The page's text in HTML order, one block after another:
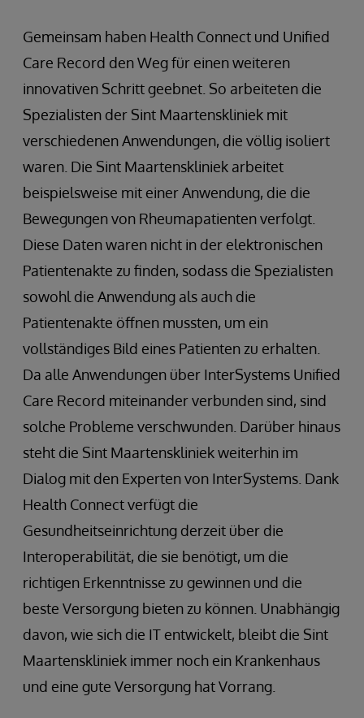
Gemeinsam haben Health Connect und Unified
Care Record den Weg für einen weiteren
innovativen Schritt geebnet. So arbeiteten die
Spezialisten der Sint Maartenskliniek mit
verschiedenen Anwendungen, die völlig isoliert
waren. Die Sint Maartenskliniek arbeitet
beispielsweise mit einer Anwendung, die die
Bewegungen von Rheumapatienten verfolgt.
Diese Daten waren nicht in der elektronischen
Patientenakte zu finden, sodass die Spezialisten
sowohl die Anwendung als auch die
Patientenakte öffnen mussten, um ein
vollständiges Bild eines Patienten zu erhalten.
Da alle Anwendungen über InterSystems Unified
Care Record miteinander verbunden sind, sind
solche Probleme verschwunden. Darüber hinaus
steht die Sint Maartenskliniek weiterhin im
Dialog mit den Experten von InterSystems. Dank
Health Connect verfügt die
Gesundheitseinrichtung derzeit über die
Interoperabilität, die sie benötigt, um die
richtigen Erkenntnisse zu gewinnen und die
beste Versorgung bieten zu können. Unabhängig
davon, wie sich die IT entwickelt, bleibt die Sint
Maartenskliniek immer noch ein Krankenhaus
und eine gute Versorgung hat Vorrang.